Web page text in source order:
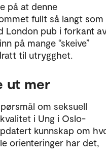
på at denne
fullt så langt som
London pub i forkant
på mange “skeive”
til utrygghet.
ut mer
om seksuell
i Ung i Oslo-
kunnskap om
orienteringer har det,